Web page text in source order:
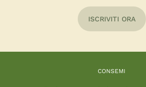
ISCRIVITI ORA
CONSEMI